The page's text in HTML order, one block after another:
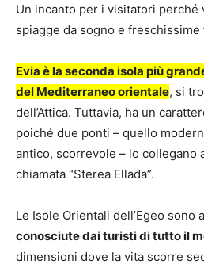
Un incanto per i visitatori
spiagge da sogno e
Evia è la seconda isola più
del Mediterraneo orientale, si
dell’Attica. Tuttavia, ha un
poiché due ponti – quello
antico, scorrevole – lo collegano
chiamata “Sterea Ellada”.
Le Isole Orientali dell’Egeo sono
conosciute dai turisti di tutto il
dimensioni dove la vita scorre